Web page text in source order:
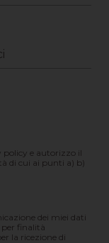
policy e autorizzo il
di cui ai punti a) b)
dei miei dati
per finalità
la ricezione di